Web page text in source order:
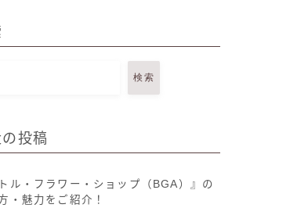
検索
投稿
トル・フラワー・ショップ（BGA）』の
・魅力をご紹介！